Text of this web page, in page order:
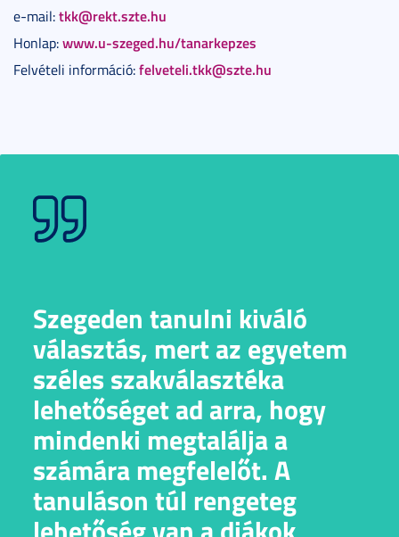
e-mail:tkk@rekt.szte.hu
Honlap:www.u-szeged.hu/tanarkepzes
Felvételi információ:felveteli.tkk@szte.hu
Szegeden tanulni kiváló
választás, mert az egyetem
széles szakválasztéka
lehetőséget ad arra, hogy
mindenki megtalálja a
számára megfelelőt. A
tanuláson túl rengeteg